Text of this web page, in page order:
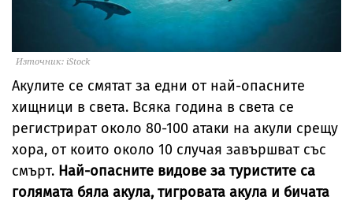
Източник: iStock
Акулите се смятат за едни от най-опасните
хищници в света. Всяка година в света се
регистрират около 80-100 атаки на акули срещу
хора, от които около 10 случая завършват със
смърт. Най-опасните видове за туристите са
голямата бяла акула, тигровата акула и бичата